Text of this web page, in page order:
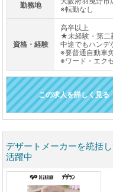
勤務地
※転勤なし
資格・経験
高卒以上
★未経験・第二
中途でもハンデ
※要普通自動車
※ワード・エク
この求人を詳しく見る
デザートメーカーを統括
活躍中